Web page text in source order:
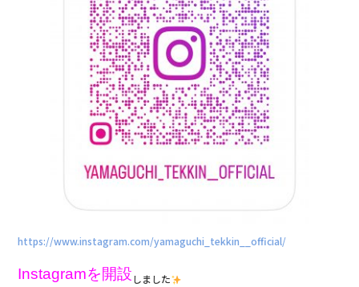
https://www.instagram.com/yamaguchi_tekkin__official/
Instagramを開設しました